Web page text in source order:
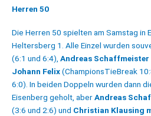
Herren 50
Die Herren 50 spielten am Samstag in
Heltersberg 1. Alle Einzel wurden
(6:1 und 6:4), Andreas Schaffmeister
Johann Felix(ChampionsTieBreak
6:0). In beiden Doppeln wurden dann
Eisenberg geholt, aberAndreas
(3:6 und 2:6) und Christian Klausing